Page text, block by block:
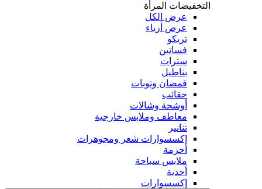
التخفيضات المرأة
عرض الكل
عرض أزياء
تريكو
فساتين
سترات
بناطيل
قمصان وتوبات
حقائب
أوشحة وشالات
معاطف وملابس خارجية
تنانير
إكسسوارات شعر ومجوهرات
أحزمة
ملابس سباحة
أحذية
إكسسوارات